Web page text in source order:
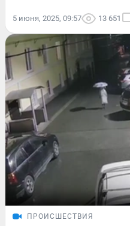
5 июня, 2025, 09:57 13 651
ПРОИСШЕСТВИЯ